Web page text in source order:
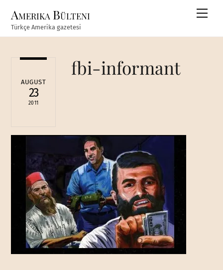
content
Amerika Bülteni
Türkçe Amerika gazetesi
AUGUST
23
2011
fbi-informant